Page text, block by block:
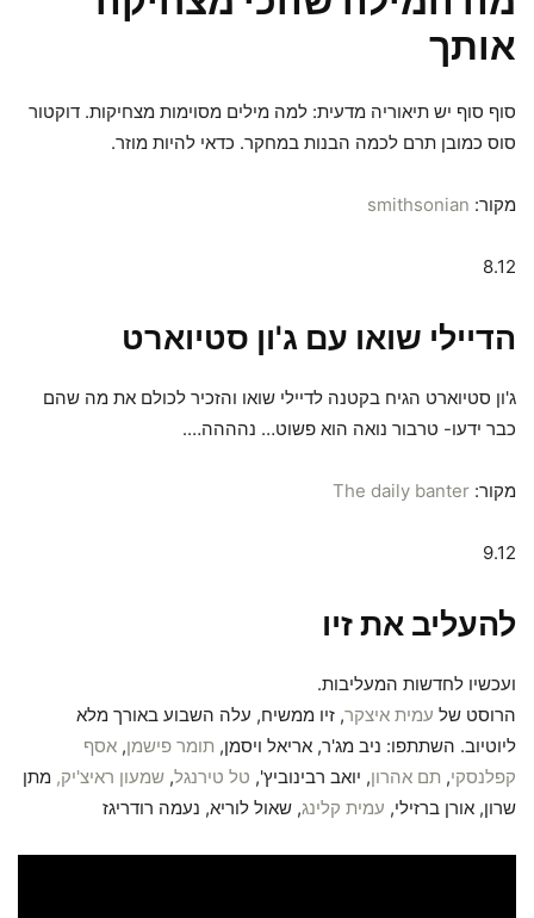
אותך
סוף סוף יש תיאוריה מדעית: למה מילים מסוימות מצחיקות. דוקטור
סוס כמובן תרם לכמה הבנות במחקר. כדאי להיות מוזר.
מקור: smithsonian
8.12
הדיילי שואו עם ג'ון סטיוארט
ג'ון סטיוארט הגיח בקטנה לדיילי שואו והזכיר לכולם את מה שהם
כבר ידעו- טרבור נואה הוא פשוט… נהההה….
מקור: The daily banter
9.12
להעליב את זיו
ועכשיו לחדשות המעליבות.
הרוסט של עמית איצקר, זיו ממשיח, עלה השבוע באורך מלא
ליוטיוב. השתתפו: ניב מג'ר, אריאל ויסמן, תומר פישמן, אסף
קפלנסקי, תם אהרון, יואב רבינוביץ', טל טירנגל, שמעון ראיצ'יק, מתן
שרון, אורן ברזילי, עמית קלינג, שאול לוריא, נעמה רודריגז